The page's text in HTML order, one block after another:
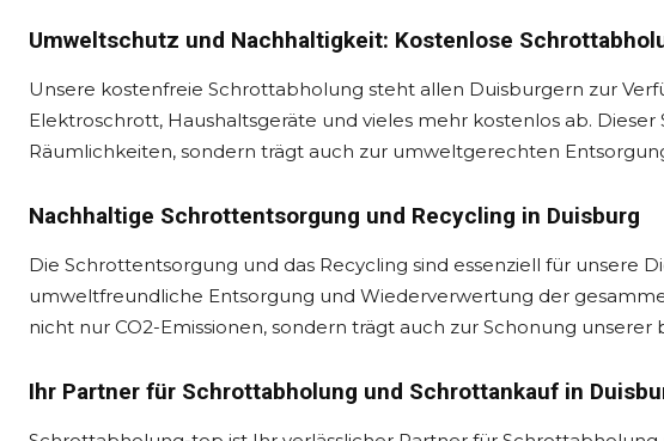
Umweltschutz und Nachhaltigkeit: Kostenlose
Unsere kostenfreie Schrottabholung steht allen Duisburgern zur
Elektroschrott, Haushaltsgeräte und vieles mehr kostenlos ab.
Räumlichkeiten, sondern trägt auch zur umweltgerechten
Nachhaltige Schrottentsorgung und Recycling in Duisburg
Die Schrottentsorgung und das Recycling sind essenziell für unsere
umweltfreundliche Entsorgung und Wiederverwertung der
nicht nur CO2-Emissionen, sondern trägt auch zur Schonung unserer
Ihr Partner für Schrottabholung und Schrottankauf in